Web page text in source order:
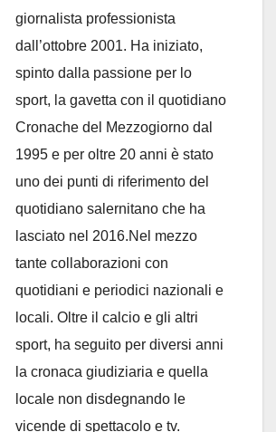
giornalista professionista
dall’ottobre 2001. Ha iniziato,
spinto dalla passione per lo
sport, la gavetta con il quotidiano
Cronache del Mezzogiorno dal
1995 e per oltre 20 anni è stato
uno dei punti di riferimento del
quotidiano salernitano che ha
lasciato nel 2016.Nel mezzo
tante collaborazioni con
quotidiani e periodici nazionali e
locali. Oltre il calcio e gli altri
sport, ha seguito per diversi anni
la cronaca giudiziaria e quella
locale non disdegnando le
vicende di spettacolo e tv.